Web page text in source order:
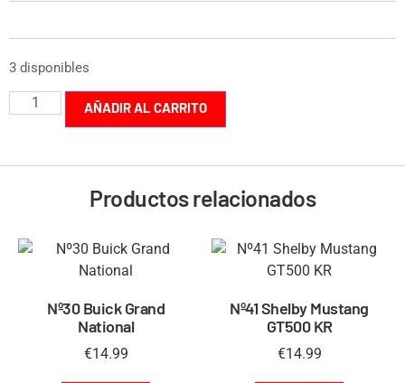
3 disponibles
AÑADIR AL CARRITO
Productos relacionados
Nº30 Buick Grand
National
€14.99
Nº41 Shelby Mustang
GT500 KR
€14.99